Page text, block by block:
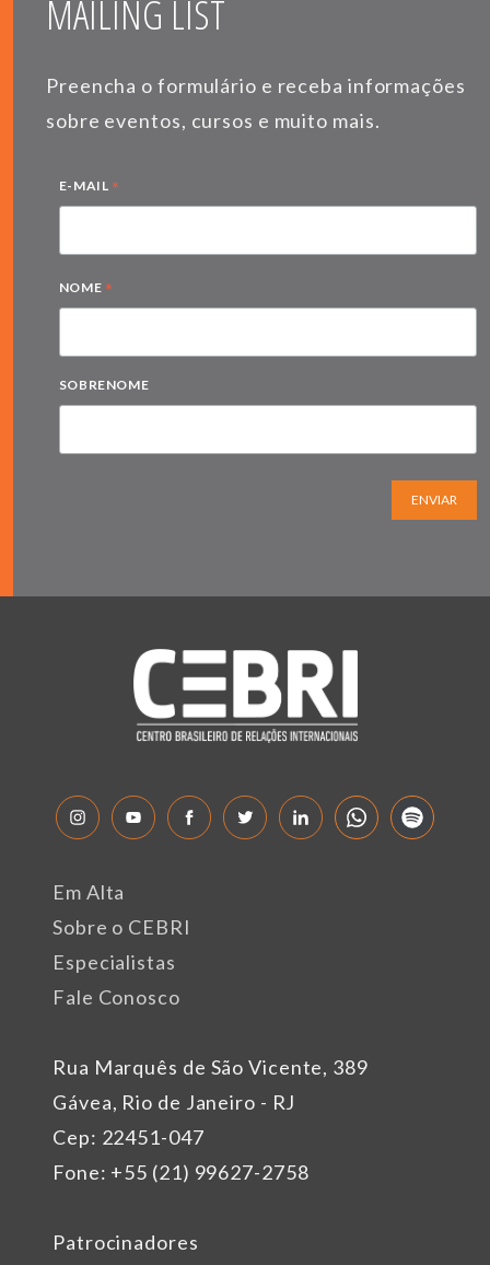
MAILING LIST
Preencha o formulário e receba informações
sobre eventos, cursos e muito mais.
E-MAIL *
NOME *
SOBRENOME
ENVIAR
Rua Marquês de São Vicente, 389
Gávea, Rio de Janeiro - RJ
Cep: 22451-047
Fone: +55 (21) 99627-2758
Em Alta
Sobre o CEBRI
Especialistas
Fale Conosco
Patrocinadores